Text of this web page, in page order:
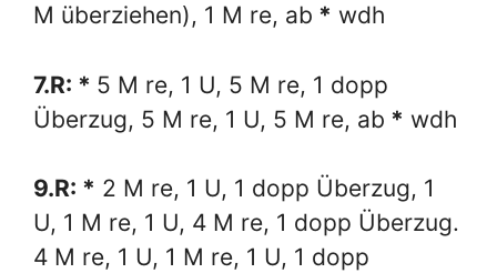
M überziehen), 1 M re, ab * wdh
7.R: * 5 M re, 1 U, 5 M re, 1 dopp
Überzug, 5 M re, 1 U, 5 M re, ab * wdh
9.R: * 2 M re, 1 U, 1 dopp Überzug, 1
U, 1 M re, 1 U, 4 M re, 1 dopp Überzug.
4 M re, 1 U, 1 M re, 1 U, 1 dopp